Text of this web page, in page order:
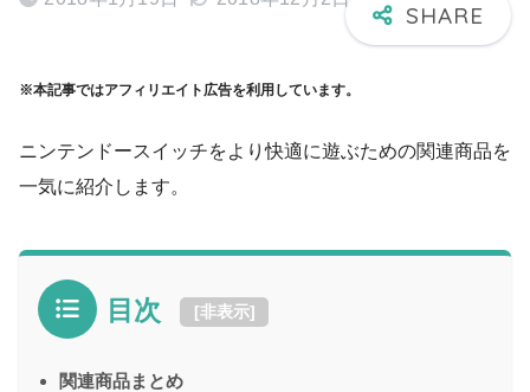
※本記事ではアフィリエイト広告を利用しています。
ニンテンドースイッチをより快適に遊ぶための関連商品を
一気に紹介します。
目次 [非表示]
関連商品まとめ